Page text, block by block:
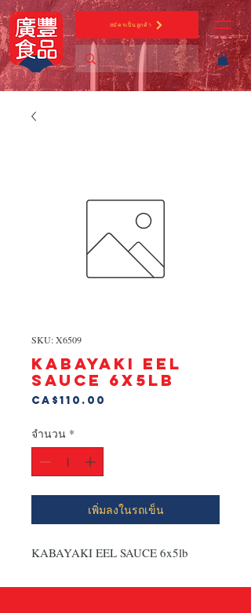
สมัครเป็นลูกค้า
SKU: X6509
KABAYAKI EEL
SAUCE 6x5lb
CA$110.00
จำนวน *
เพิ่มลงในรถเข็น
KABAYAKI EEL SAUCE 6x5lb